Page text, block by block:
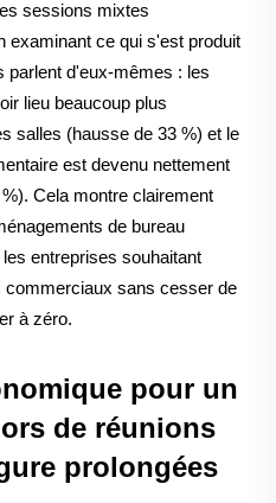
sessions mixtes
examinant ce qui s'est produit
parlent d'eux-mêmes : les
lieu beaucoup plus
salles (hausse de 33 %) et le
est devenu nettement
Cela montre clairement
de bureau
entreprises souhaitant
commerciaux sans cesser de
à zéro.
pour un
de réunions
prolongées